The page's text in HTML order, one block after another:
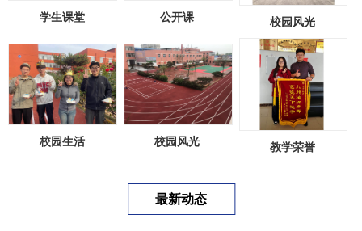
学生课堂 公开课 校园风光
校园生活 校园风光 教学荣誉
最新动态